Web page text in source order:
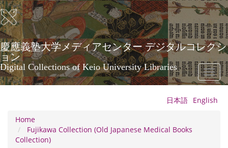
Skip
to
main
content
慶應義塾大学メディアセンター デジタルコレクシ
ョン
Digital Collections of Keio University Libraries
Toggle
日本語 English
Home
Fujikawa Collection (Old Japanese Medical Books
Collection)